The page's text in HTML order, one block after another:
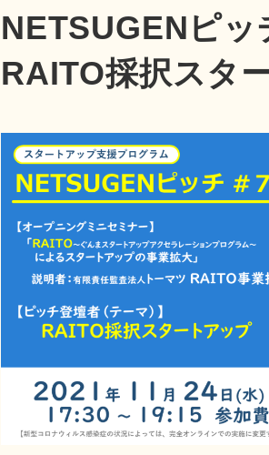
NETSUGENピッ
RAITO採択スタ